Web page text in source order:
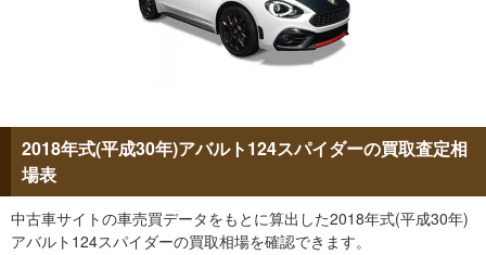
2018年式(平成30年)アバルト124スパイダーの買取査定相
場表
中古車サイトの車売買データをもとに算出した2018年式(平成30年)
アバルト124スパイダーの買取相場を確認できます。